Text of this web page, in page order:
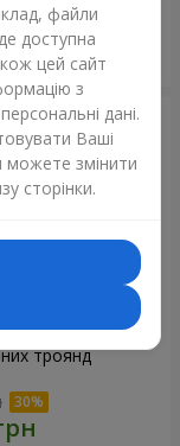
Замовити
троянд
файли
доступна
цей сайт
з
дані.
Ваші
можете змінити
сторінки.